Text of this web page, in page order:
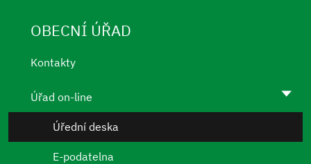
OBECNÍ ÚŘAD
Kontakty
Úřad on-line
Úřední deska
E-podatelna